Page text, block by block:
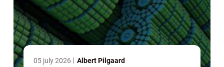
05 july 2026 Albert Pilgaard